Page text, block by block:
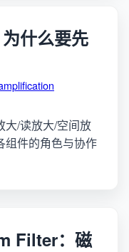
什么要先
大/读放大/空间放
组件的角色与协作
Filter：磁